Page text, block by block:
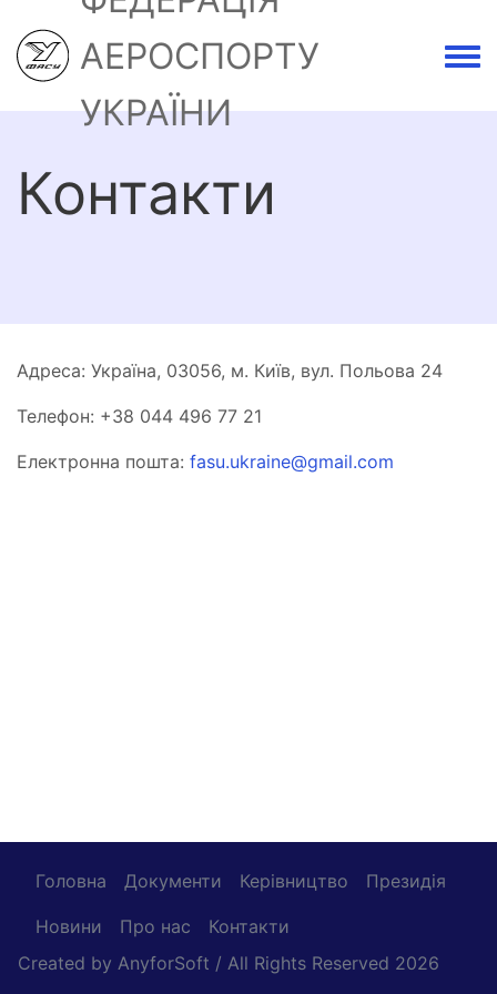
АЕРОСПОРТУ
УКРАЇНИ
Контакти
Адреса: Україна, 03056, м. Київ, вул. Польова 24
Телефон: +38 044 496 77 21
Електронна пошта: fasu.ukraine@gmail.com
Головна Документи Керівництво Президія
Новини Про нас
Контакти
Created by AnyforSoft / All Rights Reserved 2026